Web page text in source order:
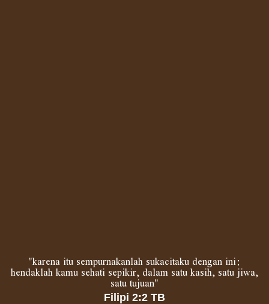
"karena itu sempurnakanlah sukacitaku dengan ini:
hendaklah kamu sehati sepikir, dalam satu kasih, satu jiwa,
satu tujuan"
Filipi 2:2 TB